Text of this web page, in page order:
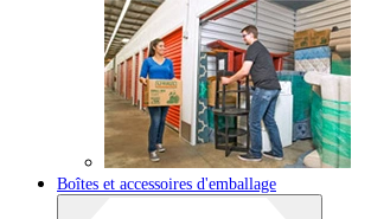
Boîtes et accessoires d'emballage